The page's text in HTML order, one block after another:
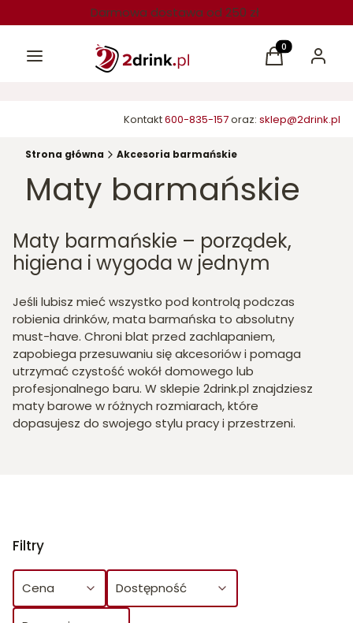
Darmowa dostawa od 250 zł
Menu Produkty w
Koszyk Zaloguj
Kontakt600-835-157oraz: sklep@2drink.pl
Strona główna Akcesoria barmańskie
Maty barmańskie
Maty barmańskie – porządek,
higiena i wygoda w jednym
Jeśli lubisz mieć wszystko pod kontrolą podczas
robienia drinków, mata barmańska to absolutny
must-have. Chroni blat przed zachlapaniem,
zapobiega przesuwaniu się akcesoriów i pomaga
utrzymać czystość wokół domowego lub
profesjonalnego baru. W sklepie 2drink.pl znajdziesz
maty barowe w różnych rozmiarach, które
dopasujesz do swojego stylu pracy i przestrzeni.
Filtry
Cena Dostępność